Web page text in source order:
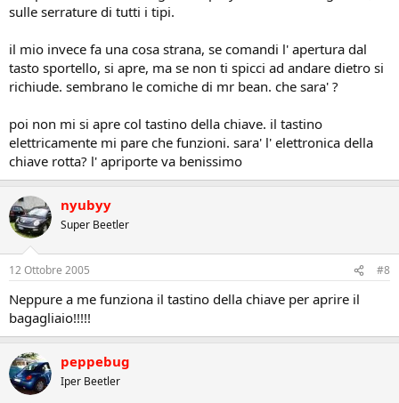
sulle serrature di tutti i tipi.
il mio invece fa una cosa strana, se comandi l' apertura dal
tasto sportello, si apre, ma se non ti spicci ad andare dietro si
richiude. sembrano le comiche di mr bean. che sara' ?
poi non mi si apre col tastino della chiave. il tastino
elettricamente mi pare che funzioni. sara' l' elettronica della
chiave rotta? l' apriporte va benissimo
nyubyy
Super Beetler
12 Ottobre 2005 #8
Neppure a me funziona il tastino della chiave per aprire il
bagagliaio!!!!!
peppebug
Iper Beetler